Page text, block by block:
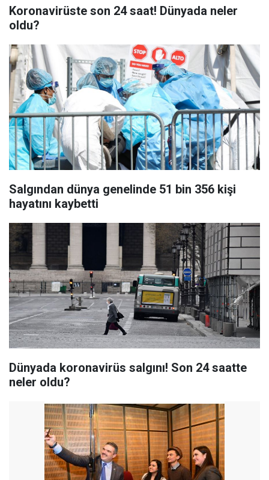
Koronavirüste son 24 saat! Dünyada neler
oldu?
Salgından dünya genelinde 51 bin 356 kişi
hayatını kaybetti
Dünyada koronavirüs salgını! Son 24 saatte
neler oldu?